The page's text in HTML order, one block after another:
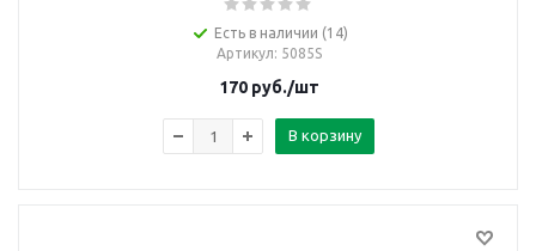
Есть в наличии (14)
Артикул: 5085S
170руб./шт
В корзину